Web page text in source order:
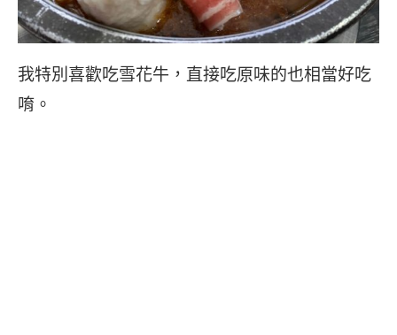
我特別喜歡吃雪花牛，直接吃原味的也相當好吃
唷。